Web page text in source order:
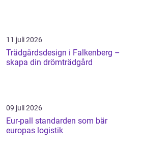
11 juli 2026
Trädgårdsdesign i Falkenberg –
skapa din drömträdgård
09 juli 2026
Eur-pall standarden som bär
europas logistik